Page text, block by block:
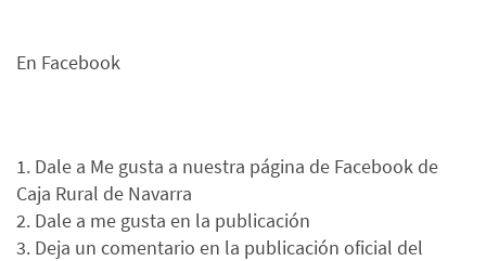
En Facebook
1. Dale a Me gusta a nuestra página de Facebook de
Caja Rural de Navarra
2. Dale a me gusta en la publicación
3. Deja un comentario en la publicación oficial del